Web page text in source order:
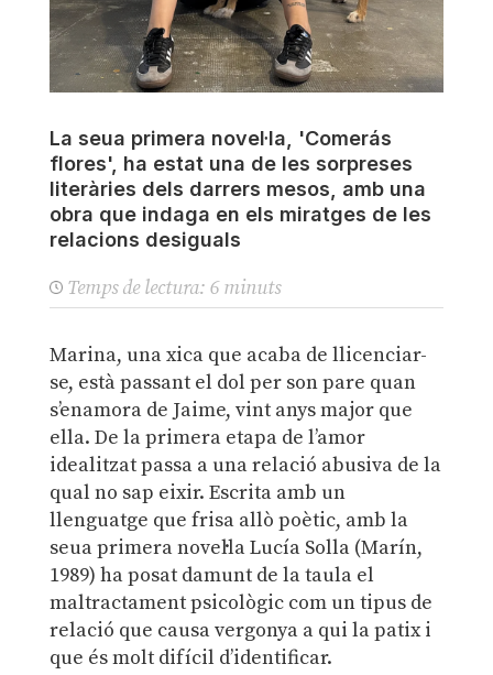
La seua primera novel·la, 'Comerás
flores', ha estat una de les sorpreses
literàries dels darrers mesos, amb una
obra que indaga en els miratges de les
relacions desiguals
Temps de lectura: 6 minuts
Marina, una xica que acaba de llicenciar-
se, està passant el dol per son pare quan
s’enamora de Jaime, vint anys major que
ella. De la primera etapa de l’amor
idealitzat passa a una relació abusiva de la
qual no sap eixir. Escrita amb un
llenguatge que frisa allò poètic, amb la
seua primera novel·la Lucía Solla (Marín,
1989) ha posat damunt de la taula el
maltractament psicològic com un tipus de
relació que causa vergonya a qui la patix i
que és molt difícil d’identificar.